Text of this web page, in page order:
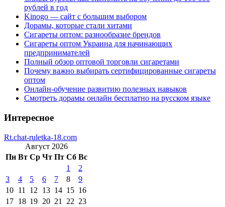
рублей в год
Kinogo — сайт с большим выбором
Дорамы, которые стали хитами
Сигареты оптом: разнообразие брендов
Сигареты оптом Украина для начинающих
предпринимателей
Полный обзор оптовой торговли сигаретами
Почему важно выбирать сертифицированные сигареты
оптом
Онлайн-обучение развитию полезных навыков
Смотреть дорамы онлайн бесплатно на русском языке
Интересное
Rt.chat-ruletka-18.com
Август 2026
Пн Вт Ср Чт Пт Сб Вс
1
2
3
4 5 6 7 8
9
10 11 12 13 14 15 16
17 18 19 20 21 22 23